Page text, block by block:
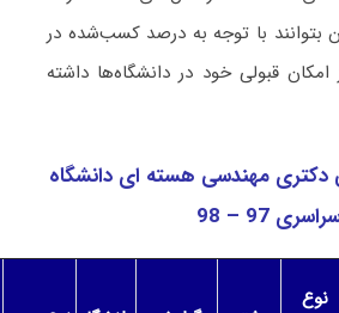
بتوانند با توجه به درصد کسب‌شده در
قبولی خود در دانشگاه‌ها داشته
دکتری مهندسی هسته ای دانشگاه
97 – 98
نوع